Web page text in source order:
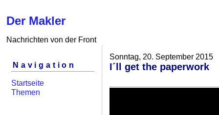
Der Makler
Nachrichten von der Front
Navigation
Startseite
Themen
Sonntag, 20. September 2015
I´ll get the paperwork